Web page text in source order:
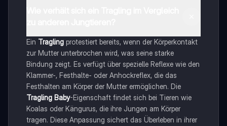
Ein Traglingprotestiert bereits, wenn der Körperkontakt
zur Mutter unterbrochen wird, was seine starke
Bindung zeigt. Es verfügt über spezielle Reflexe wie den
Klammer-, Festhalte- oder Anhockreflex, die das
Festhalten am Körper der Mutter ermöglichen. Die
Tragling Baby-Eigenschaft findet sich bei Tieren wie
Koalas oder Kängurus, die ihre Jungen am Körper
tragen. Diese Anpassung sichert das Überleben in ihrer